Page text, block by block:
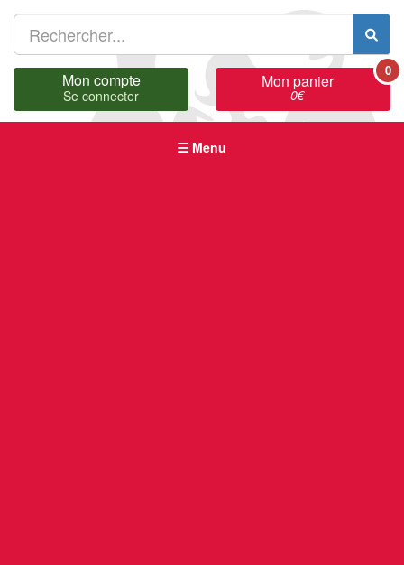
Mon compte
Se connecter
Mon panier
0€
0
Menu